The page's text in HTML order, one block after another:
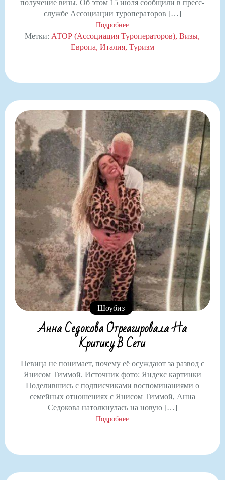
получение визы. Об этом 15 июля сообщили в пресс-
службе Ассоциации туроператоров […]
Подробнее
Метки: АТОР (Ассоциация Туроператоров) Визы
Европа Италия Туризм
Шоубиз
Анна Седокова Отреагировала На
Критику В Сети
Певица не понимает, почему её осуждают за развод с
Янисом Тиммой. Источник фото: Яндекс картинки
Поделившись с подписчиками воспоминаниями о
семейных отношениях с Янисом Тиммой, Анна
Седокова натолкнулась на новую […]
Подробнее